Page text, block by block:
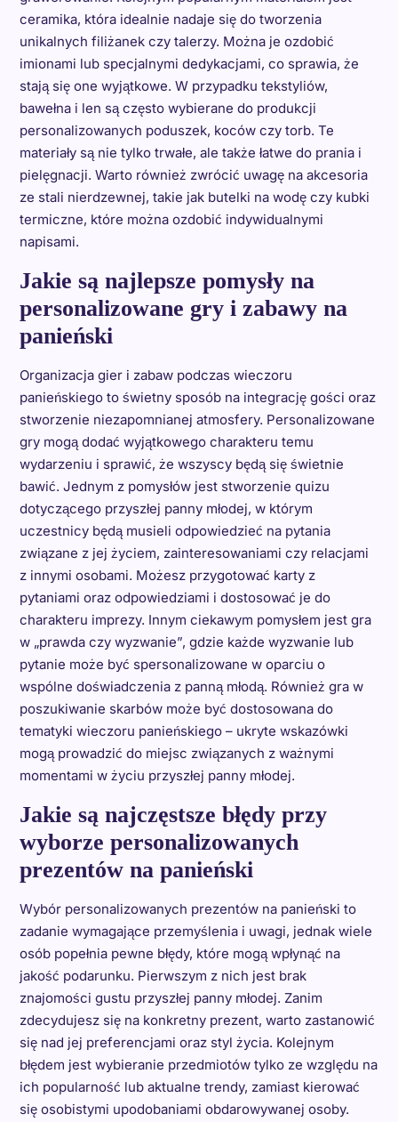
ceramika, która idealnie nadaje się do tworzenia
unikalnych filiżanek czy talerzy. Można je ozdobić
imionami lub specjalnymi dedykacjami, co sprawia, że
stają się one wyjątkowe. W przypadku tekstyliów,
bawełna i len są często wybierane do produkcji
personalizowanych poduszek, koców czy torb. Te
materiały są nie tylko trwałe, ale także łatwe do prania i
pielęgnacji. Warto również zwrócić uwagę na akcesoria
ze stali nierdzewnej, takie jak butelki na wodę czy kubki
termiczne, które można ozdobić indywidualnymi
napisami.
Jakie są najlepsze pomysły na
personalizowane gry i zabawy na
panieński
Organizacja gier i zabaw podczas wieczoru
panieńskiego to świetny sposób na integrację gości oraz
stworzenie niezapomnianej atmosfery. Personalizowane
gry mogą dodać wyjątkowego charakteru temu
wydarzeniu i sprawić, że wszyscy będą się świetnie
bawić. Jednym z pomysłów jest stworzenie quizu
dotyczącego przyszłej panny młodej, w którym
uczestnicy będą musieli odpowiedzieć na pytania
związane z jej życiem, zainteresowaniami czy relacjami
z innymi osobami. Możesz przygotować karty z
pytaniami oraz odpowiedziami i dostosować je do
charakteru imprezy. Innym ciekawym pomysłem jest gra
w „prawda czy wyzwanie”, gdzie każde wyzwanie lub
pytanie może być spersonalizowane w oparciu o
wspólne doświadczenia z panną młodą. Również gra w
poszukiwanie skarbów może być dostosowana do
tematyki wieczoru panieńskiego – ukryte wskazówki
mogą prowadzić do miejsc związanych z ważnymi
momentami w życiu przyszłej panny młodej.
Jakie są najczęstsze błędy przy
wyborze personalizowanych
prezentów na panieński
Wybór personalizowanych prezentów na panieński to
zadanie wymagające przemyślenia i uwagi, jednak wiele
osób popełnia pewne błędy, które mogą wpłynąć na
jakość podarunku. Pierwszym z nich jest brak
znajomości gustu przyszłej panny młodej. Zanim
zdecydujesz się na konkretny prezent, warto zastanowić
się nad jej preferencjami oraz styl życia. Kolejnym
błędem jest wybieranie przedmiotów tylko ze względu na
ich popularność lub aktualne trendy, zamiast kierować
się osobistymi upodobaniami obdarowywanej osoby.